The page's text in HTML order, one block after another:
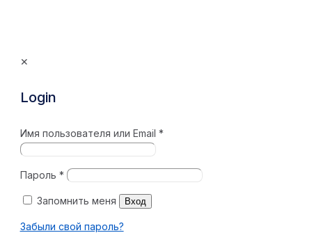
✕
Login
Имя пользователя или Email *
Пароль *
Запомнить меня Вход
Забыли свой пароль?